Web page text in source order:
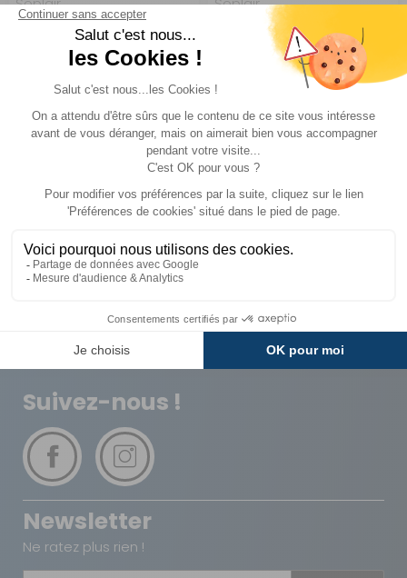
Réf : 777550 EN STOCK
ACHETER 999 €
Réf : PACK1732 EN STOCK
ACHETER 1 117 €
Livraison
Expédié sous 72h
Paiements
Avantages Paiement
Plusieurs fois
Suivez-nous !
Newsletter
Ne ratez plus rien !